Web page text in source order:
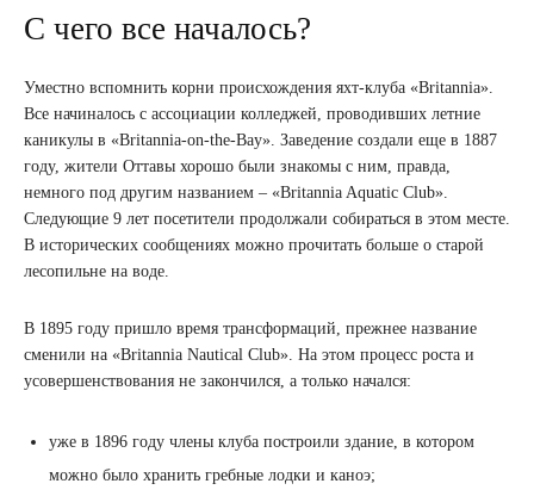
С чего все началось?
Уместно вспомнить корни происхождения яхт-клуба «Britannia».
Все начиналось с ассоциации колледжей, проводивших летние
каникулы в «Britannia-on-the-Bay». Заведение создали еще в 1887
году, жители Оттавы хорошо были знакомы с ним, правда,
немного под другим названием – «Britannia Aquatic Club».
Следующие 9 лет посетители продолжали собираться в этом месте.
В исторических сообщениях можно прочитать больше о старой
лесопильне на воде.
В 1895 году пришло время трансформаций, прежнее название
сменили на «Britannia Nautical Club». На этом процесс роста и
усовершенствования не закончился, а только начался:
уже в 1896 году члены клуба построили здание, в котором
можно было хранить гребные лодки и каноэ;